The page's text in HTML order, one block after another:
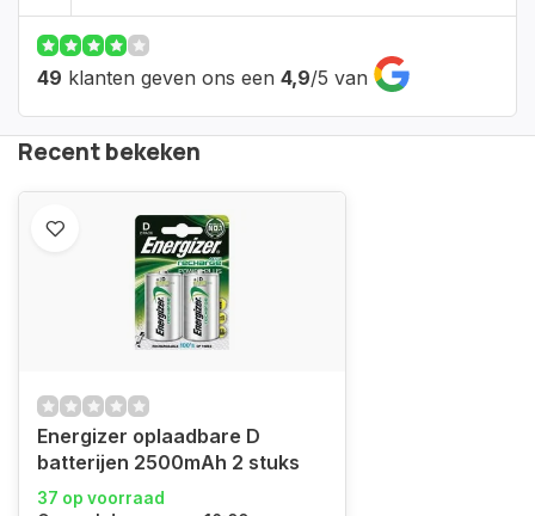
49 klanten geven ons een 4,9/5 van
Recent bekeken
Energizer oplaadbare D
batterijen 2500mAh 2 stuks
37 op voorraad